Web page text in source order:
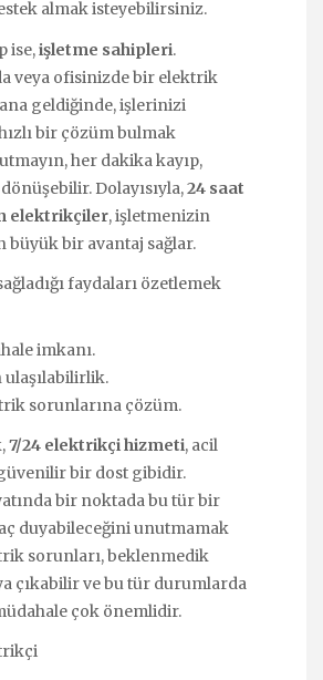
almak isteyebilirsiniz.
ise,işletme sahipleri.
veya ofisinizde bir elektrik
geldiğinde, işlerinizi
bir çözüm bulmak
her dakika kayıp,
Dolayısıyla,24 saat
elektrikçiler, işletmenizin
büyük bir avantaj sağlar.
faydaları özetlemek
imkanı.
ulaşılabilirlik.
sorunlarına çözüm.
7/24 elektrikçi hizmeti, acil
bir dost gibidir.
bir noktada bu tür bir
duyabileceğini unutmamak
sorunları, beklenmedik
çıkabilir ve bu tür durumlarda
çok önemlidir.